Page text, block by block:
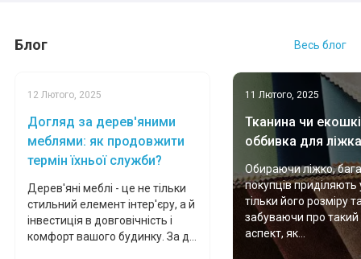
Блог Весь блог
12 Лютого, 2025
Догляд за дерев'яними
меблями: як продовжити
термін їхньої служби?
Дерев'яні меблі - це не тільки
стильний елемент інтер'єру, а й
інвестиція в довговічність і
комфорт вашого будинку. За д...
11 Лютого, 2025
Тканина чи
оббивка для
Обираючи ліжко,
покупців приділяють
тільки його розміру
забуваючи про
аспект, як...